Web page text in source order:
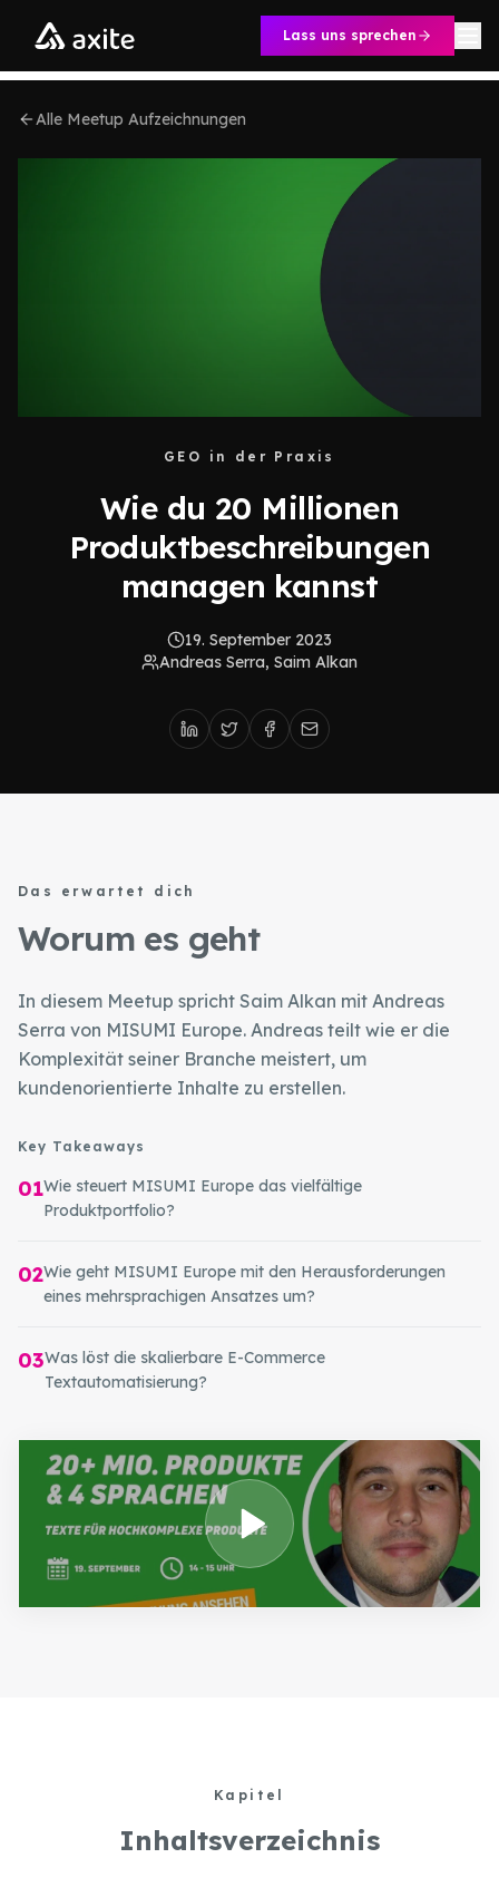
Lass uns sprechen
Alle Meetup Aufzeichnungen
GEO in der Praxis
Wie du 20 Millionen
Produktbeschreibungen
managen kannst
19. September 2023
Andreas Serra, Saim Alkan
Das erwartet dich
Worum es geht
In diesem Meetup spricht Saim Alkan mit Andreas
Serra von MISUMI Europe. Andreas teilt wie er die
Komplexität seiner Branche meistert, um
kundenorientierte Inhalte zu erstellen.
Key Takeaways
01Wie steuert MISUMI Europe das vielfältige
Produktportfolio?
02Wie geht MISUMI Europe mit den Herausforderungen
eines mehrsprachigen Ansatzes um?
03Was löst die skalierbare E-Commerce
Textautomatisierung?
Kapitel
Inhaltsverzeichnis